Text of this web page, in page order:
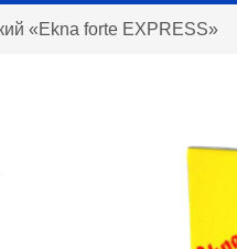
«Ekna forte EXPRESS»